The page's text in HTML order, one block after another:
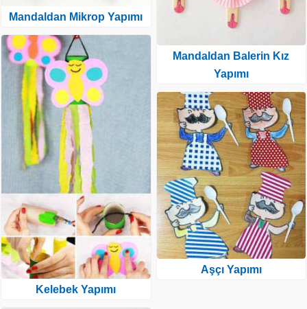
Mandaldan Mikrop Yapımı
Kelebek Yapımı
Mandaldan Balerin Kız
Yapımı
Aşçı Yapımı